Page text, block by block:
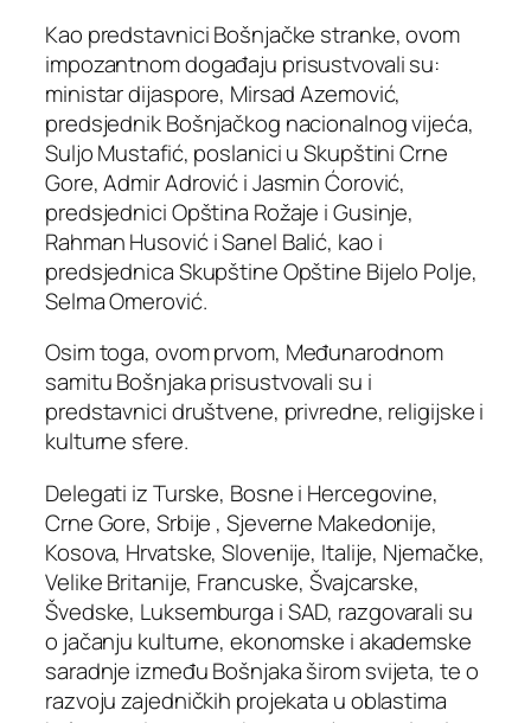
Kao predstavnici Bošnjačke stranke, ovom
impozantnom događaju prisustvovali su:
ministar dijaspore, Mirsad Azemović,
predsjednik Bošnjačkog nacionalnog vijeća,
Suljo Mustafić, poslanici u Skupštini Crne
Gore, Admir Adrović i Jasmin Ćorović,
predsjednici Opština Rožaje i Gusinje,
Rahman Husović i Sanel Balić, kao i
predsjednica Skupštine Opštine Bijelo Polje,
Selma Omerović.
Osim toga, ovom prvom, Međunarodnom
samitu Bošnjaka prisustvovali su i
predstavnici društvene, privredne, religijske i
kulturne sfere.
Delegati iz Turske, Bosne i Hercegovine,
Crne Gore, Srbije , Sjeverne Makedonije,
Kosova, Hrvatske, Slovenije, Italije, Njemačke,
Velike Britanije, Francuske, Švajcarske,
Švedske, Luksemburga i SAD, razgovarali su
o jačanju kulturne, ekonomske i akademske
saradnje između Bošnjaka širom svijeta, te o
razvoju zajedničkih projekata u oblastima